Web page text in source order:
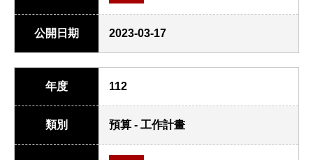
公開日期 2023-03-17
年度 112
類別 預算 - 工作計畫